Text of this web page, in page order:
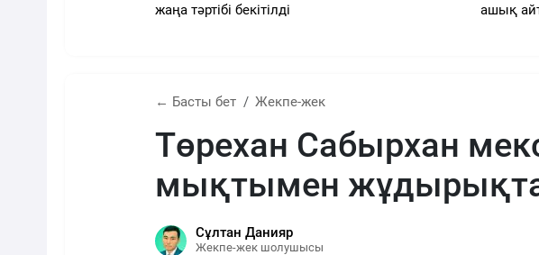
жаңа тәртібі бекітілді
ашық
← Басты бет Жекпе-жек
Төрехан Сабырхан
мықтымен
Сұлтан Данияр
Жекпе-жек шолушысы